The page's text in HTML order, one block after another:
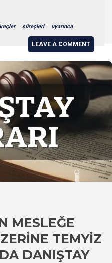
süreçleri uyarınca
LEAVE A COMMENT
MESLEĞE
TEMYIZ
DANIŞTAY